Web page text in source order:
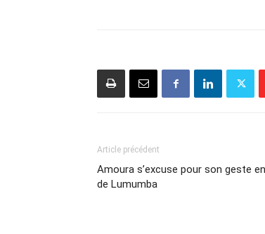
Article précédent
Amoura s’excuse pour son geste
de Lumumba